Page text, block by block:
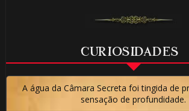
CURIOSIDADES
A água da Câmara Secreta foi tingida de
sensação de profundidade.